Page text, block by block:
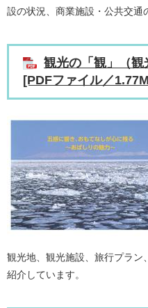
設の状況、商業施設・公共交通
観光の「観」（観
[PDFファイル／
観光地、観光施設、旅行プラン
紹介しています。